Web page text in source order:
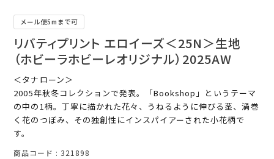
メール便5mまで可
リバティプリント エロイーズ＜25N＞生地
（ホビーラホビーレオリジナル）2025AW
＜タナローン＞
2005年秋冬コレクションで発表。「Bookshop」というテーマ
の中の1柄。丁寧に描かれた花々、うねるように伸びる茎、渦巻
く花のつぼみ、その独創性にインスパイアーされた小花柄で
す。
商品コード 321898